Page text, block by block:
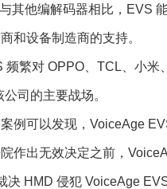
其他编解码器相比，EVS
和设备制造商的支持。
对 OPPO、TCL、小米
司的主要战场。
可以发现，VoiceAge
作出无效决定之前，
HMD 侵犯 VoiceAge